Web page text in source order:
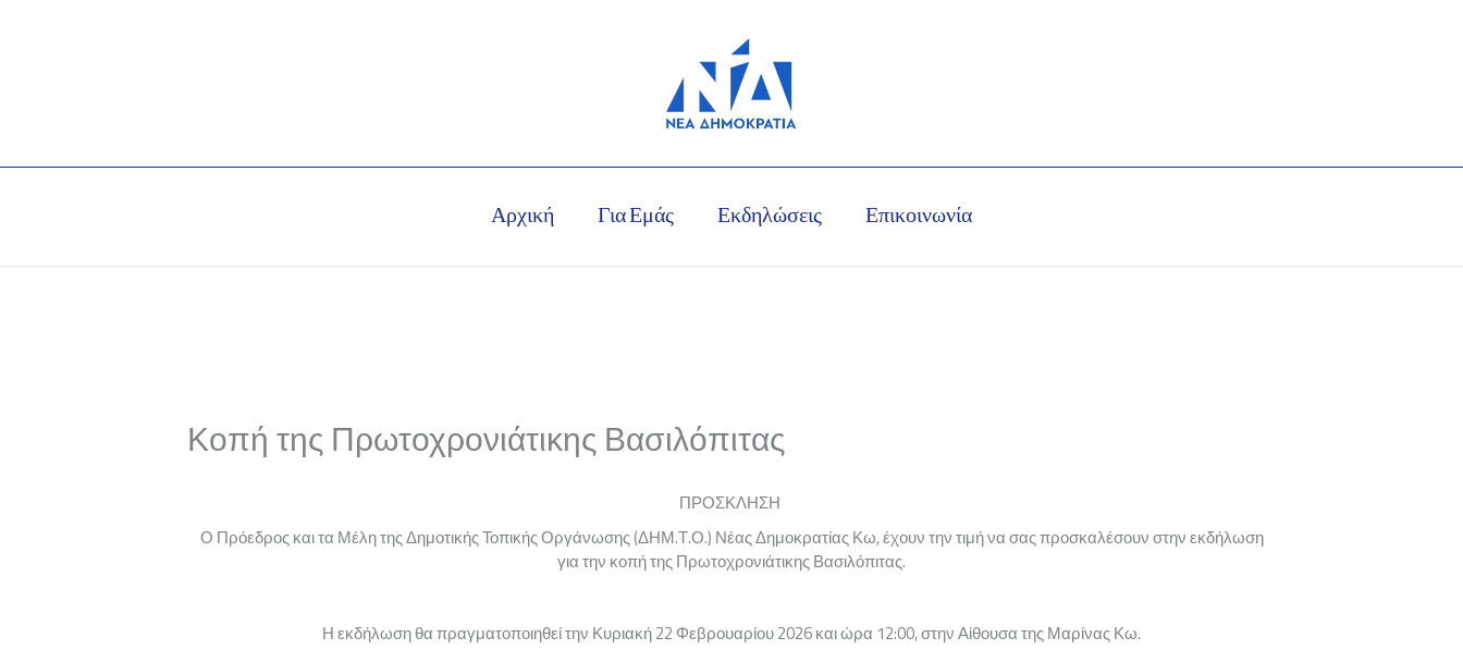
Αρχική Για Εμάς Εκδηλώσεις Επικοινωνία
Κοπή της Πρωτοχρονιάτικης Βασιλόπιτας
ΠΡΟΣΚΛΗΣΗ
Ο Πρόεδρος και τα Μέλη της Δημοτικής Τοπικής Οργάνωσης (ΔΗΜ.Τ.Ο.) Νέας Δημοκρατίας Κω, έχουν την τιμή να σας προσκαλέσουν στην εκδήλωση
για την κοπή της Πρωτοχρονιάτικης Βασιλόπιτας.
Η εκδήλωση θα πραγματοποιηθεί την Κυριακή 22 Φεβρουαρίου 2026 και ώρα 12:00, στην Αίθουσα της Μαρίνας Κω.